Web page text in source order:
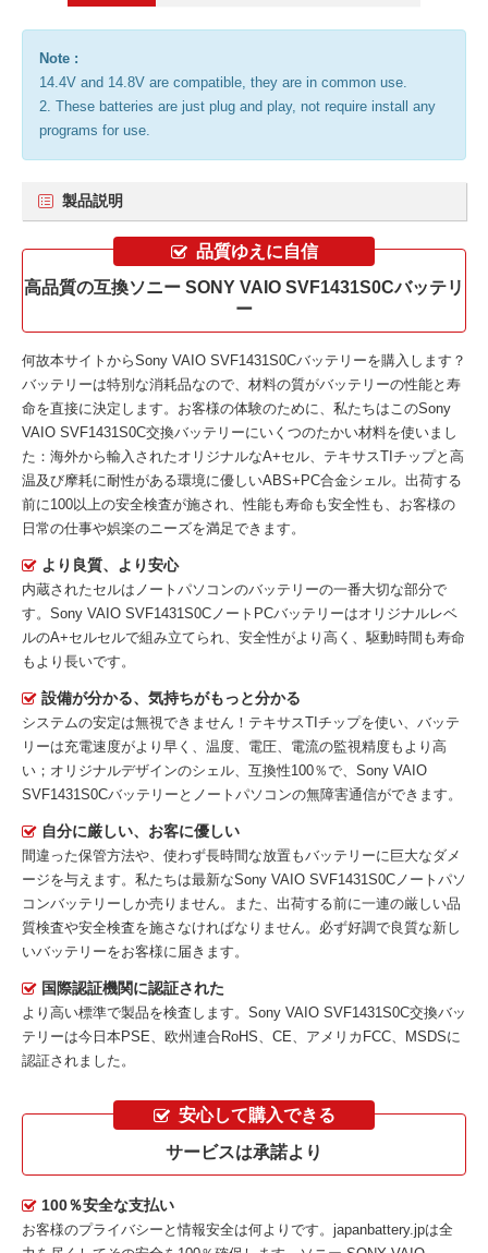
Note :
14.4V and 14.8V are compatible, they are in common use.
2. These batteries are just plug and play, not require install any
programs for use.
製品説明
品質ゆえに自信
高品質の互換ソニー SONY VAIO SVF1431S0Cバッテリ
ー
何故本サイトからSony VAIO SVF1431S0Cバッテリーを購入します？
バッテリーは特別な消耗品なので、材料の質がバッテリーの性能と寿
命を直接に決定します。お客様の体験のために、私たちはこのSony
VAIO SVF1431S0C交換バッテリーにいくつのたかい材料を使いまし
た：海外から輸入されたオリジナルなA+セル、テキサスTIチップと高
温及び摩耗に耐性がある環境に優しいABS+PC合金シェル。出荷する
前に100以上の安全検査が施され、性能も寿命も安全性も、お客様の
日常の仕事や娯楽のニーズを満足できます。
より良質、より安心
内蔵されたセルはノートパソコンのバッテリーの一番大切な部分で
す。 Sony VAIO SVF1431S0CノートPCバッテリーはオリジナルレベ
ルのA+セルセルで組み立てられ、安全性がより高く、駆動時間も寿命
もより長いです。
設備が分かる、気持ちがもっと分かる
システムの安定は無視できません！テキサスTIチップを使い、バッテ
リーは充電速度がより早く、温度、電圧、電流の監視精度もより高
い；オリジナルデザインのシェル、互換性100％で、Sony VAIO
SVF1431S0Cバッテリーとノートパソコンの無障害通信ができます。
自分に厳しい、お客に優しい
間違った保管方法や、使わず長時間な放置もバッテリーに巨大なダメ
ージを与えます。私たちは最新なSony VAIO SVF1431S0Cノートパソ
コンバッテリー しか売りません。また、出荷する前に一連の厳しい品
質検査や安全検査を施さなければなりません。必ず好調で良質な新し
いバッテリーをお客様に届きます。
国際認証機関に認証された
より高い標準で製品を検査します。Sony VAIO SVF1431S0C交換バッ
テリーは今日本PSE、欧州連合RoHS、CE、アメリカFCC、MSDSに
認証されました。
安心して購入できる
サービスは承諾より
100％安全な支払い
お客様のプライバシーと情報安全は何よりです。japanbattery.jpは全